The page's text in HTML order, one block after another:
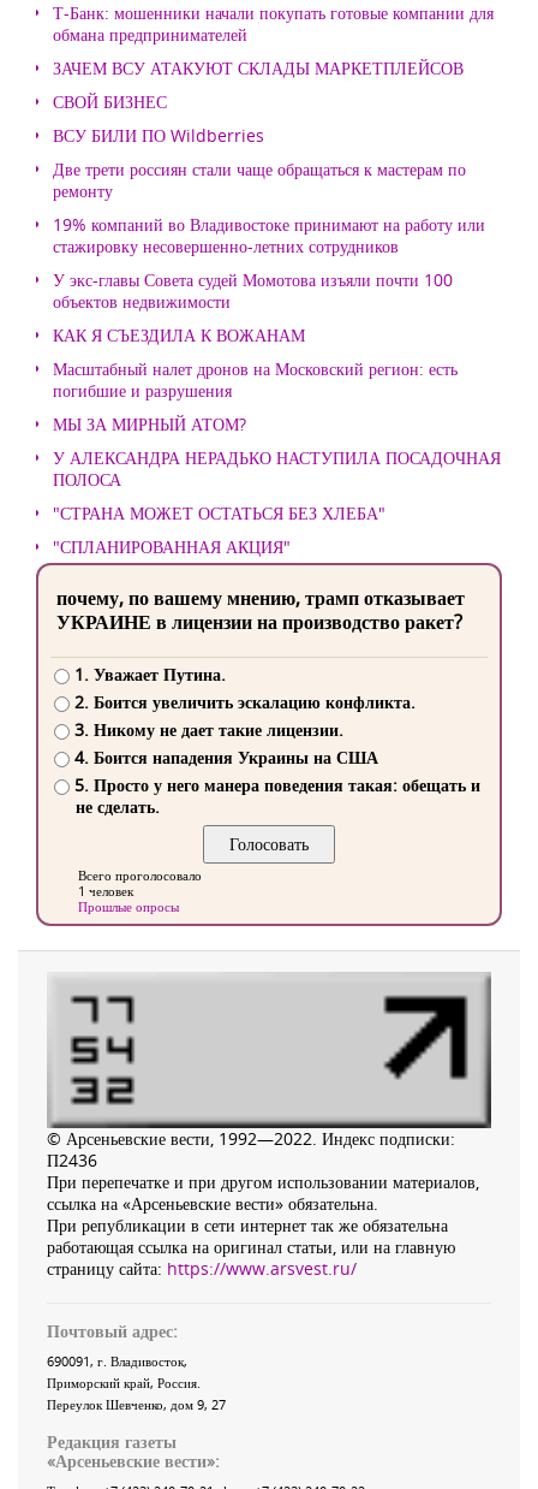
Т-Банк: мошенники начали покупать готовые компании для
обмана предпринимателей
ЗАЧЕМ ВСУ АТАКУЮТ СКЛАДЫ МАРКЕТПЛЕЙСОВ
СВОЙ БИЗНЕС
ВСУ БИЛИ ПО Wildberries
Две трети россиян стали чаще обращаться к мастерам по
ремонту
19% компаний во Владивостоке принимают на работу или
стажировку несовершенно-летних сотрудников
У экс-главы Совета судей Момотова изъяли почти 100
объектов недвижимости
КАК Я СЪЕЗДИЛА К ВОЖАНАМ
Масштабный налет дронов на Московский регион: есть
погибшие и разрушения
МЫ ЗА МИРНЫЙ АТОМ?
У АЛЕКСАНДРА НЕРАДЬКО НАСТУПИЛА ПОСАДОЧНАЯ
ПОЛОСА
"СТРАНА МОЖЕТ ОСТАТЬСЯ БЕЗ ХЛЕБА"
"СПЛАНИРОВАННАЯ АКЦИЯ"
почему, по вашему мнению, трамп отказывает
УКРАИНЕ в лицензии на производство ракет?
1. Уважает Путина.
2. Боится увеличить эскалацию конфликта.
3. Никому не дает такие лицензии.
4. Боится нападения Украины на США
5. Просто у него манера поведения такая: обещать и
не сделать.
Всего проголосовало
1 человек
Прошлые опросы
© Арсеньевские вести, 1992—2022. Индекс подписки:
П2436
При перепечатке и при другом использовании материалов,
ссылка на «Арсеньевские вести» обязательна.
При републикации в сети интернет так же обязательна
работающая ссылка на оригинал статьи, или на главную
страницу сайта: https://www.arsvest.ru/
Почтовый адрес:
690091, г. Владивосток,
Приморский край, Россия.
Переулок Шевченко, дом 9, 27
Редакция газеты
«Арсеньевские вести»: